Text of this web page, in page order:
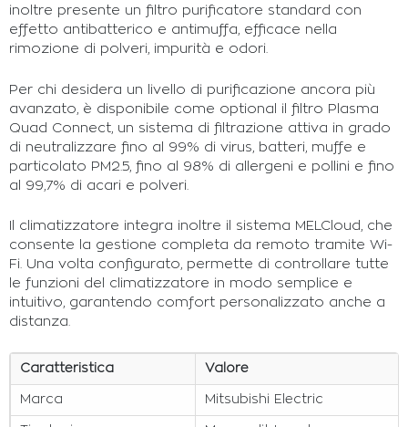
inoltre presente un filtro purificatore standard con
effetto antibatterico e antimuffa, efficace nella
rimozione di polveri, impurità e odori.
Per chi desidera un livello di purificazione ancora più
avanzato, è disponibile come optional il filtro Plasma
Quad Connect, un sistema di filtrazione attiva in grado
di neutralizzare fino al 99% di virus, batteri, muffe e
particolato PM2.5, fino al 98% di allergeni e pollini e fino
al 99,7% di acari e polveri.
Il climatizzatore integra inoltre il sistema MELCloud, che
consente la gestione completa da remoto tramite Wi-
Fi. Una volta configurato, permette di controllare tutte
le funzioni del climatizzatore in modo semplice e
intuitivo, garantendo comfort personalizzato anche a
distanza.
Caratteristica Valore
Marca Mitsubishi Electric